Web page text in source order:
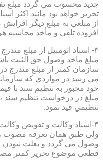
جديد محسوب مي گردد مبلغ
تحرير خواهد بود مانند اكثر
از مبلغي به مبلغ ديگر
افزوده تلقی و مأخذ محاسبه
۳- اسناد اتومبيل از مبلغ
مبلغ ماخذ وصول حق الثبت
سازمان كمتر از مبلغ مندرج در
مي رسد در مواردي كه
خود مجبور به تنظيم سند با
مبلغ در درخواست تنظيم سند
تنظيمي قيد نمود.
۴-اسناد وكالت و تفويض
ولي طبق همان تعرفه مصوب ،
وصول مي گردد و بعلت نبودن
قطعی موضوع تحریر کمتر